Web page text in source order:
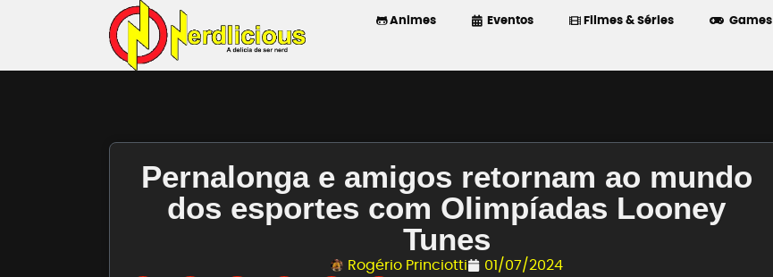
Animes Eventos Filmes & Séries Games
Pernalonga e amigos retornam ao mundo
dos esportes com Olimpíadas Looney
Tunes
Rogério Princiotti 01/07/2024